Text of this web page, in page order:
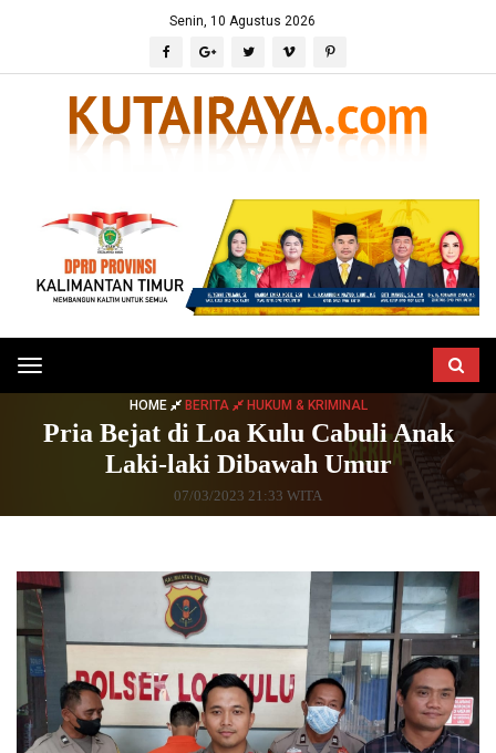
Senin, 10 Agustus 2026
Toggle
navigation
HOME BERITA HUKUM & KRIMINAL
Pria Bejat di Loa Kulu Cabuli Anak
Laki-laki Dibawah Umur
07/03/2023 21:33 WITA